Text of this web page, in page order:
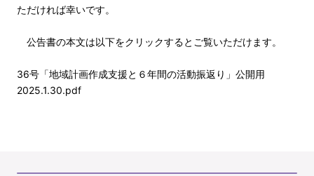
ただければ幸いです。
公告書の本文は以下をクリックするとご覧いただけます。
36号「地域計画作成支援と６年間の活動振返り」公開用
2025.1.30.pdf